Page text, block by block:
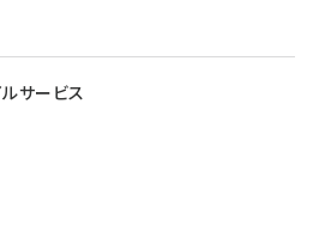
ルサービス